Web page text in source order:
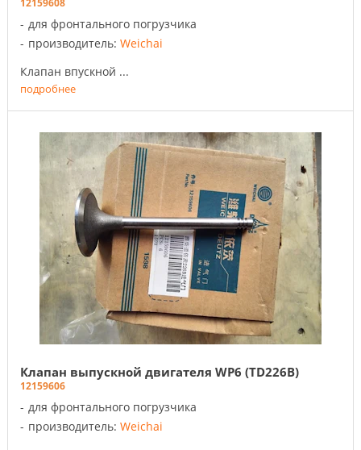
12159608
для фронтального погрузчика
производитель: Weichai
Клапан впускной ...
подробнее
Клапан выпускной двигателя WP6 (TD226B)
12159606
для фронтального погрузчика
производитель: Weichai